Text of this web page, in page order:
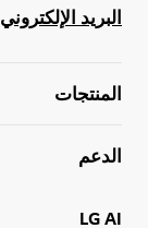
البريد الإلكتروني
المنتجات
الدعم
LG AI